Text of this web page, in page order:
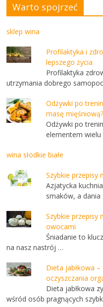
Warto spojrzeć
sklep wina
Profilaktyka i
lepszego życia
Profilaktyka
utrzymania dobrego
Odżywki po
masę mięśniową?
Odżywki po
elementem
wina słodkie białe
Szybkie przepisy
Azjatycka
smaków, a
Szybkie przepisy
owocami
Śniadanie to
na nasz nastrój …
Dieta jabłkowa
oczyszczania
Dieta jabłkowa
wśród osób pragnących